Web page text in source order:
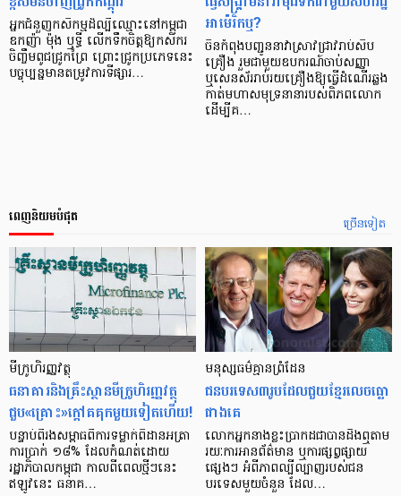
អ្នកជំនួញកសិកម្មដ៏ល្បីឈ្មោះនៅកម្ពុជា
ឧកញ៉ា ម៉ុង ឬទ្ធី លើកទឹកចិត្តឱ្យកសិករ
ចិញ្ចឹមពូជជ្រូកព្រៃ ព្រោះជ្រូកប្រភេទនេះ
បច្ចុប្បន្នមានតម្រូវការទីផ្សារ…
អាម៉េរិកឬ?
ចិនកំពុងបញ្ជូននាវាស្រាវជ្រាវរាប់សិប
គ្រឿង រួមជាមួយឧបករណ៍ចាប់សញ្ញា
ឬសេនស័ររាប់រយគ្រឿងឱ្យធ្វើដំណើរឆ្លង
កាត់មហាសមុទ្រនានារបស់ពិភពលោក
ដើម្បីគ…
ច្រើនទៀត
ពេញនិយមបំផុត
មីក្រូ​ហិរញ្ញវត្ថុ
ធនាគារ​និង​គ្រឹះស្ថាន​មីក្រូ​ហិរញ្ញវត្ថុ​
ជួប«គ្រោះ»ក្តៅ​គគុក​មួយ​ទៀត​ហើយ!
បន្ទាប់​ពី​រង​សម្ពាធ​​ពី​ការ​ទម្លាក់​ពិដាន​អត្រា​
ការ​ប្រាក់ ១៨​% ដែល​កំណត់​ដោយ​
រដ្ឋាភិបាល​កម្ពុជា កាល​ពី​ពេល​ថ្មីៗ​នេះ
ឥឡូវ​នេះ ធនាគ…
មនុស្ស​ធម៌​គ្មាន​ព្រំដែន
ជន​បរទេស​៣​រូប​ដែល​ជួយ​ខ្មែរ​លេច​ធ្លោ​
ជាង​គេ
លោកអ្នក​នាង​ខ្លះ​ប្រាកដ​ជា​បាន​​ដឹង​ឮ​តាម​
រយៈ​ការ​អាន​ព័ត៌មាន ឬ​ការ​ផ្សព្វផ្សាយ​
ផ្សេងៗ អំពី​ភាព​ល្បីល្បាញ​របស់​ជន​
បរទេស​មួយ​ចំនួន ដែល…